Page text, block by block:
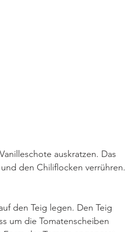
auskratzen. Das
den Chiliflocken verrühren.
den Teig legen. Den Teig
um die Tomatenscheiben